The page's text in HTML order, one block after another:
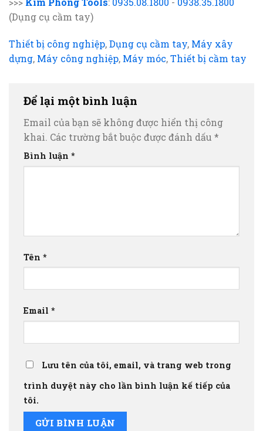
(Dụng cụ cầm tay)
Thiết bị công nghiệp,Dụng cụ cầm tay, Máy xây
dựng, Máy công nghiệp, Máy móc,Thiết bị cầm tay
Để lại một bình luận
Email của bạn sẽ không được hiển thị công
khai. Các trường bắt buộc được đánh dấu *
Bình luận *
Tên *
Email *
Lưu tên của tôi, email, và trang web trong
trình duyệt này cho lần bình luận kế tiếp của
tôi.